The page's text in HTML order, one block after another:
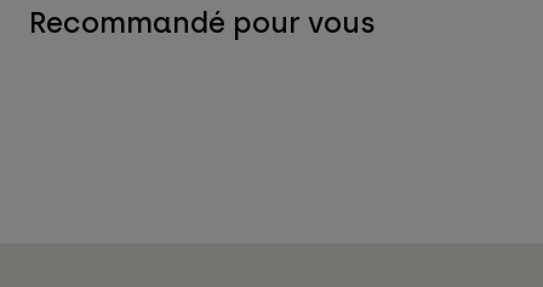
Recommandé pour vous